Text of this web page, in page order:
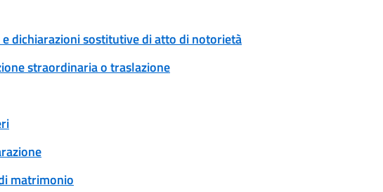
dichiarazioni sostitutive di atto di notorietà
straordinaria o traslazione
matrimonio